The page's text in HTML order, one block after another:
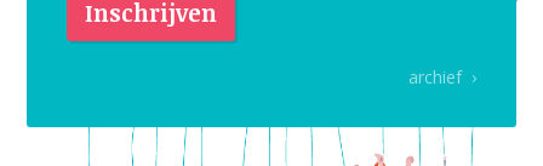
archief ›